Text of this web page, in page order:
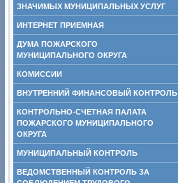
ЗНАЧИМЫХ МУНИЦИПАЛЬНЫХ УСЛУГ
ИНТЕРНЕТ ПРИЕМНАЯ
ДУМА ПОЖАРСКОГО
МУНИЦИПАЛЬНОГО ОКРУГА
КОМИССИИ
ВНУТРЕННИЙ ФИНАНСОВЫЙ КОНТРОЛЬ
КОНТРОЛЬНО-СЧЕТНАЯ ПАЛАТА
ПОЖАРСКОГО МУНИЦИПАЛЬНОГО
ОКРУГА
МУНИЦИПАЛЬНЫЙ КОНТРОЛЬ
ВЕДОМСТВЕННЫЙ КОНТРОЛЬ ЗА